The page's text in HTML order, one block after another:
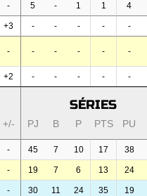
- 5 - 1 1 4
+3 - - - - -
- - - - - -
+2 - - - - -
SÉRIES
+/- PJ B P PTS PU
- 45 7 10 17 38
- 19 7 6 13 24
- 30 11 24 35 19